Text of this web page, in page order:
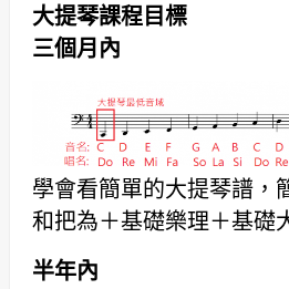
大提琴課程目標
三個月內
學會看簡單的大提琴譜，
和把為＋基礎樂理＋基礎
半年內